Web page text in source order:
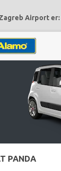
Airport er:
PANDA